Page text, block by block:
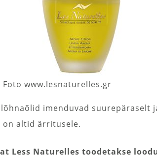
Foto www.lesnaturelles.gr
imenduvad suurepäraselt
on altid ärritusele.
Less Naturelles toodetakse